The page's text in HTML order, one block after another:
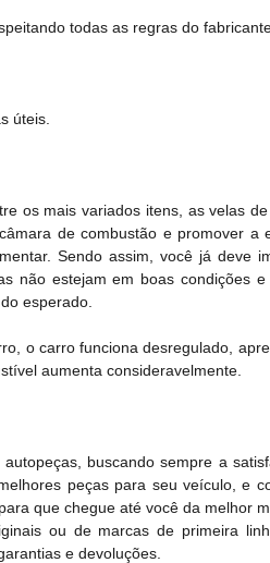
todas as regras do
úteis.
os mais variados itens, as velas
de combustão e promover
Sendo assim, você já deve
não estejam em boas condições
esperado.
o carro funciona desregulado,
aumenta consideravelmente.
buscando sempre a
peças para seu veículo, e
que chegue até você da melhor
ou de marcas de primeira
e devoluções.